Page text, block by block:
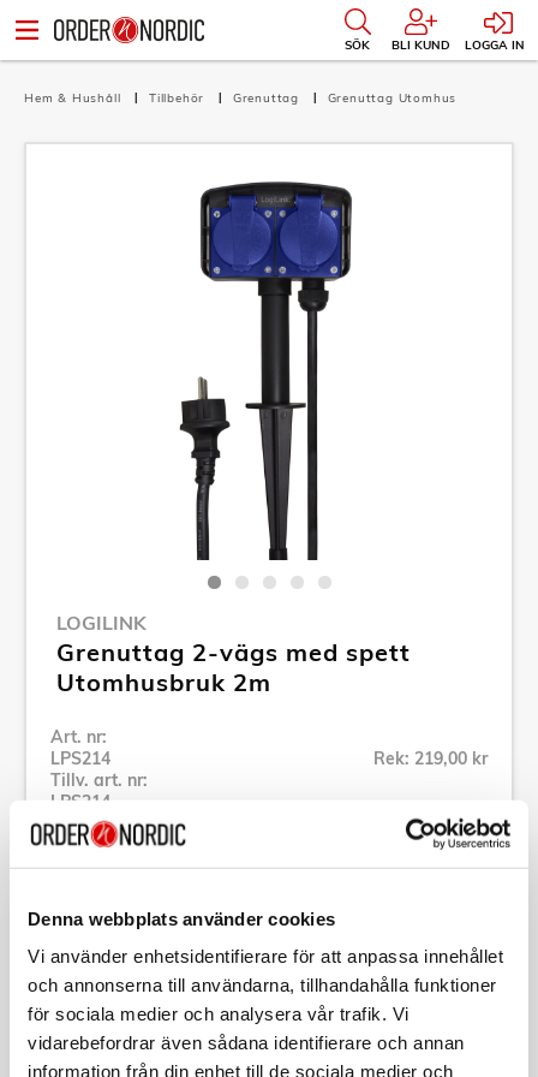
Denna webbplats använder cookies
Vi använder enhetsidentifierare för att anpassa innehållet
och annonserna till användarna, tillhandahålla funktioner
för sociala medier och analysera vår trafik. Vi
vidarebefordrar även sådana identifierare och annan
information från din enhet till de sociala medier och
SÖK BLI KUND LOGGA IN
Hem & Hushåll Tillbehör Grenuttag Grenuttag Utomhus
LOGILINK
Grenuttag 2-vägs med spett
Utomhusbruk 2m
Art. nr:
LPS214
Tillv. art. nr:
LPS214
Rek: 219,00 kr
Se alla produkter inom LogiLink
Specifikation
Beskrivning
Art. nr:LPS214